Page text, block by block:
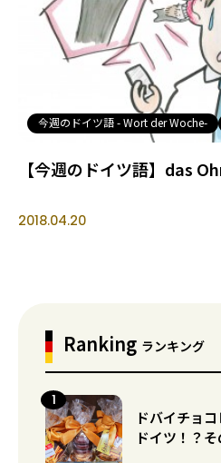
著者一覧
ライター募集
今週のドイツ語 - Wort der Woche-
【今週のドイツ語】das
2018.04.20
Ranking ランキング
ドバイチョ
ドイツ！？